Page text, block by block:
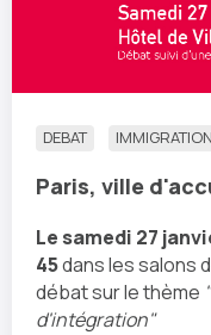
DEBAT IMMIGRATION
Paris, ville
Le samedi 27
45dans les salons
débat sur le thème
d'intégration"